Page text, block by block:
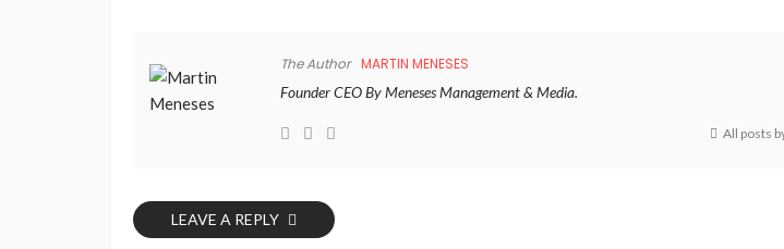
The Author MARTIN MENESES
Founder CEO By Meneses Management & Media.
All posts
LEAVE A REPLY